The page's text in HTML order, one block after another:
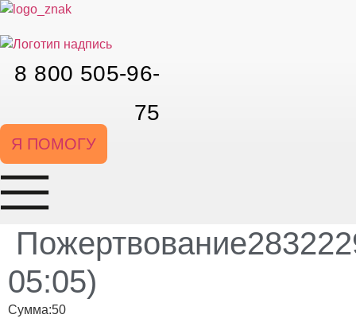
Перейти
содержимому
8 800 505-96-
75
Я ПОМОГУ
05:05)
Сумма:50